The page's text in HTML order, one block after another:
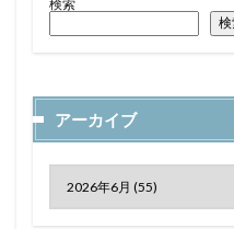
検索
アーカイブ